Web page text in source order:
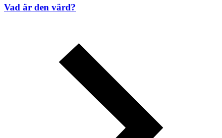
Vad är den värd?